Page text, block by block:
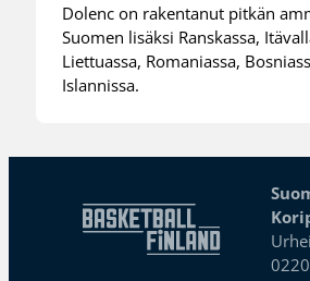
Dolenc on rakentanut pitkän
Suomen lisäksi Ranskassa,
Liettuassa, Romaniassa,
Islannissa.